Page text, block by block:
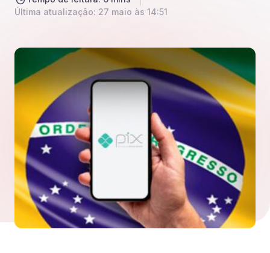
Última atualização: 27 maio às 14:51